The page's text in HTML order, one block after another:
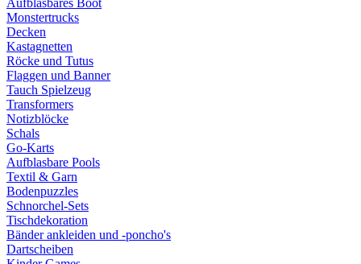
Aufblasbares Boot
Monstertrucks
Decken
Kastagnetten
Röcke und Tutus
Flaggen und Banner
Tauch Spielzeug
Transformers
Notizblöcke
Schals
Go-Karts
Aufblasbare Pools
Textil & Garn
Bodenpuzzles
Schnorchel-Sets
Tischdekoration
Bänder ankleiden und -poncho's
Dartscheiben